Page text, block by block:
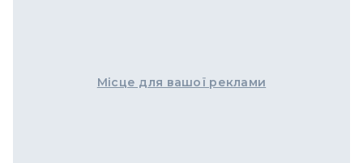
Місце для вашої реклами